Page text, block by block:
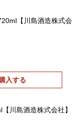
【川島酒造株式会
入する
川島酒造株式会社】